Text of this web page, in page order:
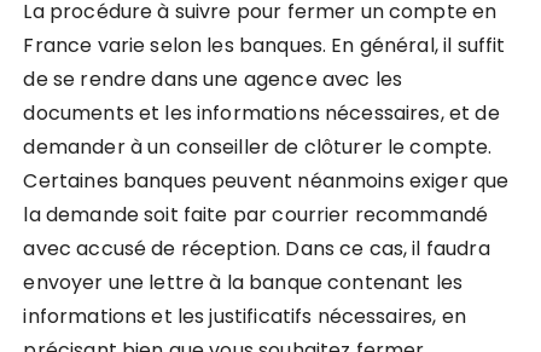
La procédure à suivre pour fermer un compte en
France varie selon les banques. En général, il suffit
de se rendre dans une agence avec les
documents et les informations nécessaires, et de
demander à un conseiller de clôturer le compte.
Certaines banques peuvent néanmoins exiger que
la demande soit faite par courrier recommandé
avec accusé de réception. Dans ce cas, il faudra
envoyer une lettre à la banque contenant les
informations et les justificatifs nécessaires, en